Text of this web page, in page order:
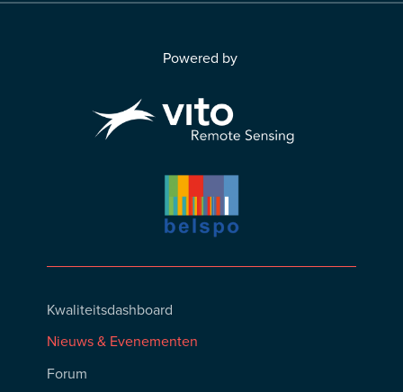
Powered by
Actus
&
Événements
Kwaliteitsdashboard
Nieuws & Evenementen
Forum